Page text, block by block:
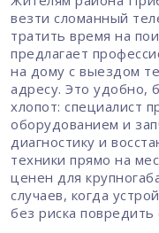
Жителям района
везти сломанный
тратить время на
предлагает
на дому с выездом
адресу. Это удобно,
хлопот: специалист
оборудованием и
диагностику и
техники прямо на
ценен для
случаев, когда
без риска повредить